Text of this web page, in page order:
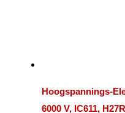
Hoogspannings-
6000 V, IC611,